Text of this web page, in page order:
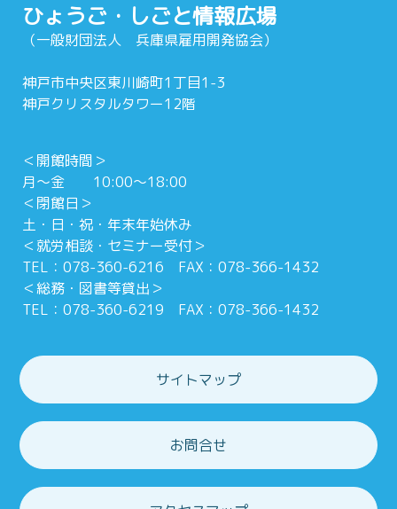
ひょうご・しごと情報広場
（一般財団法人 兵庫県雇用開発協会）
神戸市中央区東川崎町1丁目1-3
神戸クリスタルタワー12階
＜開館時間＞
月～金 10:00～18:00
＜閉館日＞
土・日・祝・年末年始休み
＜就労相談・セミナー受付＞
TEL：078-360-6216 FAX：078-366-1432
＜総務・図書等貸出＞
TEL：078-360-6219 FAX：078-366-1432
サイトマップ
お問合せ